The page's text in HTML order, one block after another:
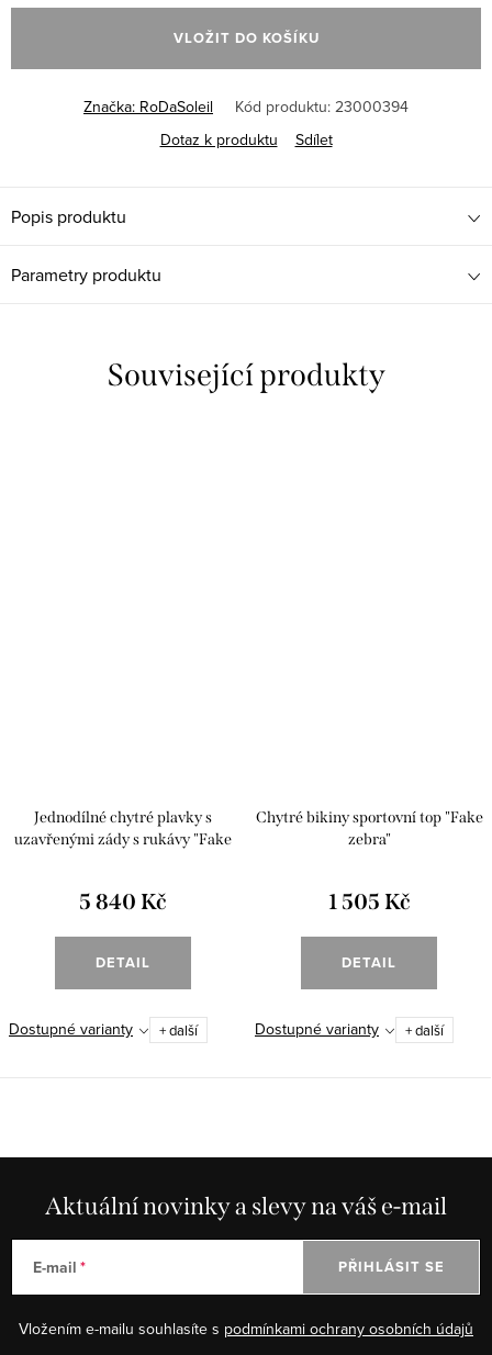
cena:
VLOŽIT DO KOŠÍKU
Značka: RoDaSoleil Kód produktu: 23000394
Dotaz k produktu
Sdílet
Popis produktu
Parametry produktu
Související produkty
Jednodílné chytré plavky s
uzavřenými zády s rukávy "Fake
5 840 Kč
DETAIL
Dostupné varianty + další
Chytré bikiny sportovní top "Fake
zebra"
1 505 Kč
DETAIL
Dostupné varianty + další
Aktuální novinky a slevy na váš e-mail
E-mail
Vložením e-mailu souhlasíte s podmínkami ochrany osobních údajů
PŘIHLÁSIT SE